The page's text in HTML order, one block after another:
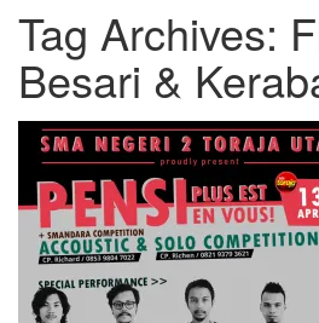
Tag Archives:
Besari &